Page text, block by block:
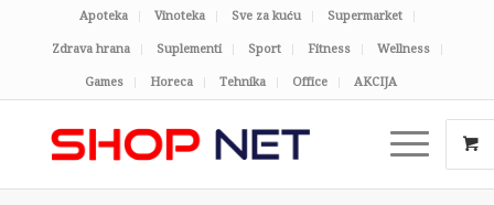
Apoteka Vinoteka Sve za kuću Supermarket
Zdrava hrana Suplementi Sport Fitness Wellness
Games Horeca Tehnika Office AKCIJA